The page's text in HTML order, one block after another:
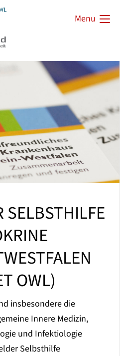
Menu
SELBSTHILFE
OWL)
insbesondere die
Innere Medizin,
und Infektiologie
Selbsthilfe